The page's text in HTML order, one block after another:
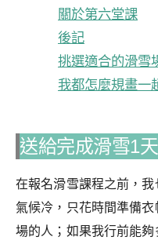
關於第六堂課
後記
挑選適合的滑雪
我都怎麼規畫一
送給完成滑雪1
在報名滑雪課程之前，
氣候冷，只花時間準備
場的人；如果我行前能